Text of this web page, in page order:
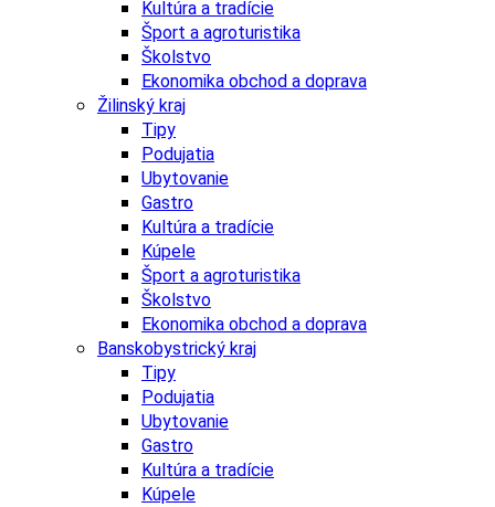
Kultúra a tradície
Šport a agroturistika
Školstvo
Ekonomika obchod a doprava
Žilinský kraj
Tipy
Podujatia
Ubytovanie
Gastro
Kultúra a tradície
Kúpele
Šport a agroturistika
Školstvo
Ekonomika obchod a doprava
Banskobystrický kraj
Tipy
Podujatia
Ubytovanie
Gastro
Kultúra a tradície
Kúpele